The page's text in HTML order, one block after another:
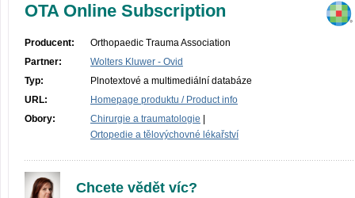
OTA Online Subscription
Producent:
Orthopaedic Trauma Association
Partner:
Wolters Kluwer - Ovid
Typ:
Plnotextové a multimediální databáze
URL:
Homepage produktu / Product info
Obory:
Chirurgie a traumatologie
Ortopedie a tělovýchovné lékařství
Chcete vědět víc?